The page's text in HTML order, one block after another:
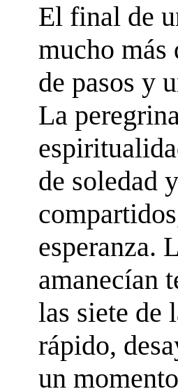
El final de
mucho más
de pasos y
La
de soledad
esperanza.
amanecían
las siete de
rápido,
un